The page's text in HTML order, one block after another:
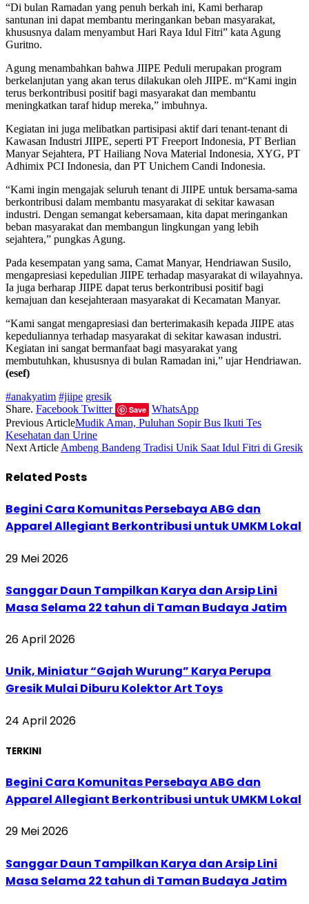
“Di bulan Ramadan yang penuh berkah ini, Kami berharap
santunan ini dapat membantu meringankan beban masyarakat,
khususnya dalam menyambut Hari Raya Idul Fitri” kata Agung
Guritno.
Agung menambahkan bahwa JIIPE Peduli merupakan program
berkelanjutan yang akan terus dilakukan oleh JIIPE. m“Kami ingin
terus berkontribusi positif bagi masyarakat dan membantu
meningkatkan taraf hidup mereka,” imbuhnya.
Kegiatan ini juga melibatkan partisipasi aktif dari tenant-tenant di
Kawasan Industri JIIPE, seperti PT Freeport Indonesia, PT Berlian
Manyar Sejahtera, PT Hailiang Nova Material Indonesia, XYG, PT
Adhimix PCI Indonesia, dan PT Unichem Candi Indonesia.
“Kami ingin mengajak seluruh tenant di JIIPE untuk bersama-sama
berkontribusi dalam membantu masyarakat di sekitar kawasan
industri. Dengan semangat kebersamaan, kita dapat meringankan
beban masyarakat dan membangun lingkungan yang lebih
sejahtera,” pungkas Agung.
Pada kesempatan yang sama, Camat Manyar, Hendriawan Susilo,
mengapresiasi kepedulian JIIPE terhadap masyarakat di wilayahnya.
Ia juga berharap JIIPE dapat terus berkontribusi positif bagi
kemajuan dan kesejahteraan masyarakat di Kecamatan Manyar.
“Kami sangat mengapresiasi dan berterimakasih kepada JIIPE atas
kepeduliannya terhadap masyarakat di sekitar kawasan industri.
Kegiatan ini sangat bermanfaat bagi masyarakat yang
membutuhkan, khususnya di bulan Ramadan ini,” ujar Hendriawan.
(esef)
#anakyatim #jiipe gresik
Share. Facebook Twitter Save WhatsApp
Previous ArticleMudik Aman, Puluhan Sopir Bus Ikuti Tes
Kesehatan dan Urine
Next Article Ambeng Bandeng Tradisi Unik Saat Idul Fitri di Gresik
Related Posts
Begini Cara Komunitas Persebaya ABG dan
Apparel Allegiant Berkontribusi untuk UMKM Lokal
29 Mei 2026
Sanggar Daun Tampilkan Karya dan Arsip Lini
Masa Selama 22 tahun di Taman Budaya Jatim
26 April 2026
Unik, Miniatur “Gajah Wurung” Karya Perupa
Gresik Mulai Diburu Kolektor Art Toys
24 April 2026
TERKINI
Begini Cara Komunitas Persebaya ABG dan
Apparel Allegiant Berkontribusi untuk UMKM Lokal
29 Mei 2026
Sanggar Daun Tampilkan Karya dan Arsip Lini
Masa Selama 22 tahun di Taman Budaya Jatim